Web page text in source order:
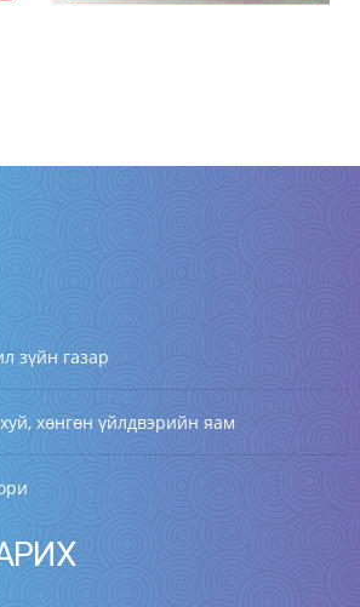
зүйн газар
хөнгөн үйлдвэрийн яам